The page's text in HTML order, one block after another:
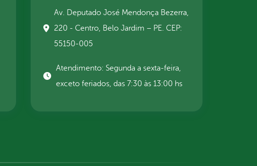
Av. Deputado José Mendonça Bezerra,
220 - Centro, Belo Jardim – PE. CEP:
55150-005
Atendimento: Segunda a sexta-feira,
exceto feriados, das 7:30 às 13:00 hs